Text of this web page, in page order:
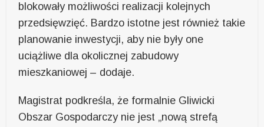
blokowały możliwości realizacji kolejnych
przedsięwzięć. Bardzo istotne jest również takie
planowanie inwestycji, aby nie były one
uciążliwe dla okolicznej zabudowy
mieszkaniowej – dodaje.
Magistrat podkreśla, że formalnie Gliwicki
Obszar Gospodarczy nie jest „nową strefą